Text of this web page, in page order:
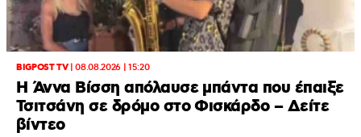
BIGPOST TV|08.08.2026 | 15:20
Η Άννα Βίσση απόλαυσε μπάντα που έπαιξε
Τσιτσάνη σε δρόμο στο Φισκάρδο – Δείτε
βίντεο